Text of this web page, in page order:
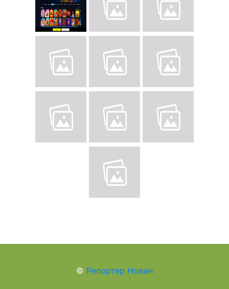
© Репортер Новин